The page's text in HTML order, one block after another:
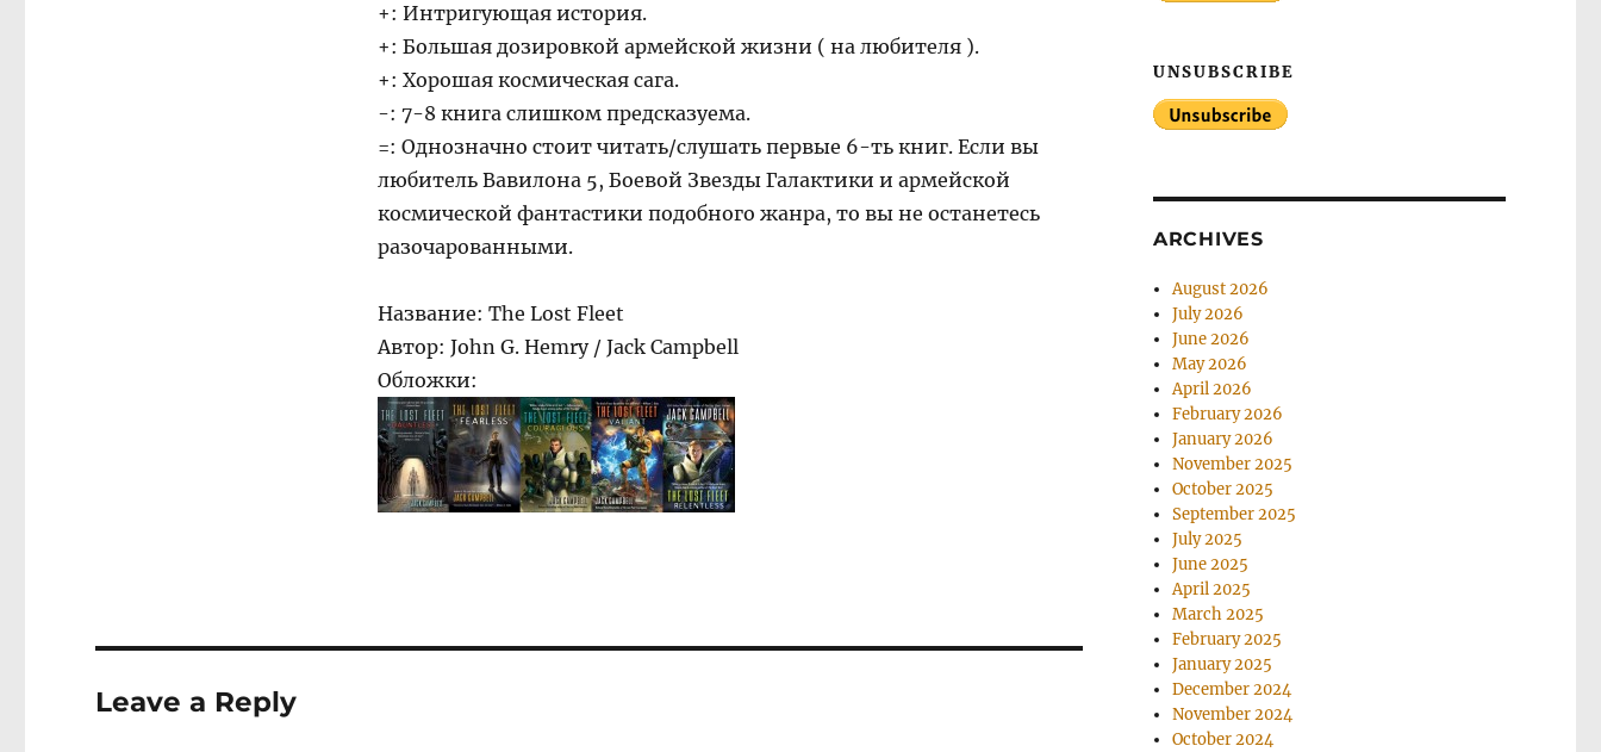
+: Интригующая история.
+: Большая дозировкой армейской жизни ( на любителя ).
+: Хорошая космическая сага.
-: 7-8 книга слишком предсказуема.
=: Однозначно стоит читать/слушать первые 6-ть книг. Если вы
любитель Вавилона 5, Боевой Звезды Галактики и армейской
космической фантастики подобного жанра, то вы не останетесь
разочарованными.
Название: The Lost Fleet
Автор: John G. Hemry / Jack Campbell
Обложки:
Leave a Reply
UNSUBSCRIBE
ARCHIVES
August 2026
July 2026
June 2026
May 2026
April 2026
February 2026
January 2026
November 2025
October 2025
September 2025
July 2025
June 2025
April 2025
March 2025
February 2025
January 2025
December 2024
November 2024
October 2024